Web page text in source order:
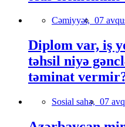
Cəmiyyət, 07
Diplom var, iş
təhsil niyə
təminat
Sosial sahə, 07